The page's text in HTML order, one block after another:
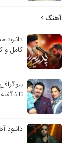
آهنگ
کامل و
تا
دانلود